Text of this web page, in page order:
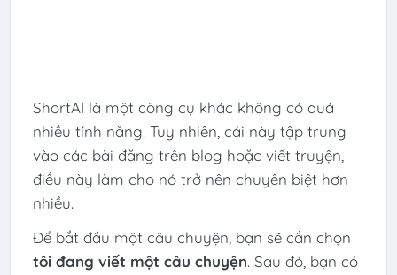
ShortAI là một công cụ khác không có quá
nhiều tính năng. Tuy nhiên, cái này tập trung
vào các bài đăng trên blog hoặc viết truyện,
điều này làm cho nó trở nên chuyên biệt hơn
nhiều.
Để bắt đầu một câu chuyện, bạn sẽ cần chọn
tôi đang viết một câu chuyện. Sau đó, bạn có